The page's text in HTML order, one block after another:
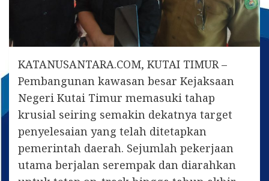
KATANUSANTARA.COM, KUTAI TIMUR –
Pembangunan kawasan besar Kejaksaan
Negeri Kutai Timur memasuki tahap
krusial seiring semakin dekatnya target
penyelesaian yang telah ditetapkan
pemerintah daerah. Sejumlah pekerjaan
utama berjalan serempak dan diarahkan